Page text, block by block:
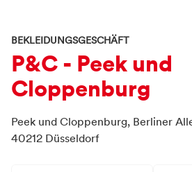
BEKLEIDUNGSGESCHÄFT
P&C - Peek und
Cloppenburg
Peek und Cloppenburg, Berliner
40212 Düsseldorf